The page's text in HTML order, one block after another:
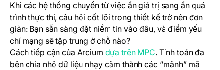
Khi các hệ thống chuyển từ việc ẩn giá trị sang ẩn quá
trình thực thi, câu hỏi cốt lõi trong thiết kế trở nên đơn
giản: Bạn sẵn sàng đặt niềm tin vào đâu, và điểm yếu
chí mạng sẽ tập trung ở chỗ nào?
Cách tiếp cận của Arcium dựa trên MPC(opens in a new
. Tính toán đa
bên chia nhỏ dữ liệu nhạy cảm thành các “mảnh” mã